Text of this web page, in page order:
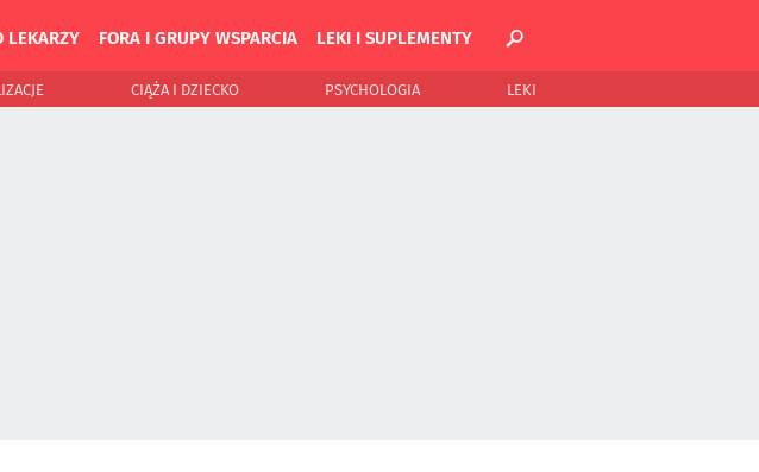
LEKARZY FORA I GRUPY WSPARCIA LEKI I SUPLEMENTY
CIĄŻA I DZIECKO PSYCHOLOGIA LEKI